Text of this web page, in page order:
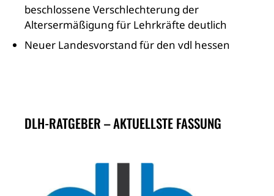
beschlossene Verschlechterung der
Altersermäßigung für Lehrkräfte deutlich
Neuer Landesvorstand für den vdl hessen
DLH-RATGEBER – AKTUELLSTE FASSUNG